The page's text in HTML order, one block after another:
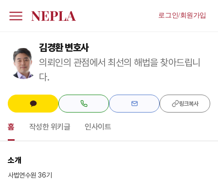
로그인/회원가입
김경환 변호사
의뢰인의 관점에서 최선의 해법을 찾아드립니
다.
링크복사
홈 작성한 위키글 인사이트
소개
사법연수원 36기